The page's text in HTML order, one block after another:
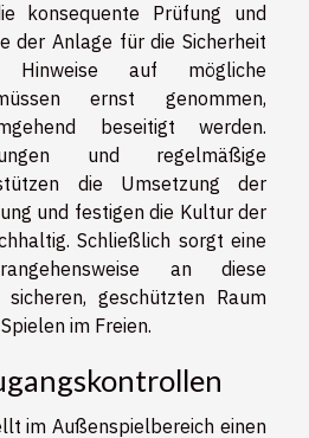
konsequente Prüfung und
der Anlage für die Sicherheit
auf mögliche
ernst genommen,
beseitigt werden.
und regelmäßige
die Umsetzung der
und festigen die Kultur der
Schließlich sorgt eine
an diese
geschützten Raum
im Freien.
im Außenspielbereich einen